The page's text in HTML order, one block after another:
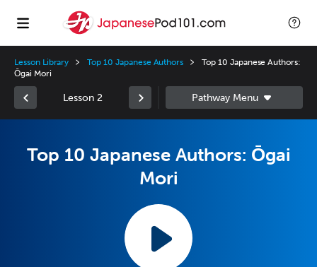
Lesson Library Top 10 Japanese Authors
Top 10 Japanese Authors:
Ōgai Mori
Lesson 2
Top 10 Japanese Authors: Ōgai
Mori